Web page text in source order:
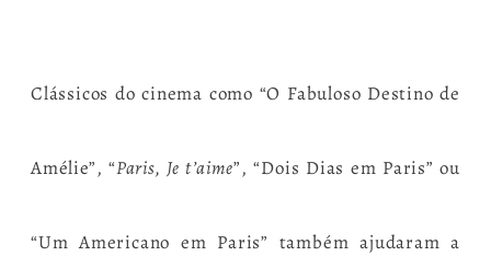
Clássicos do cinema como “O Fabuloso Destino de
Amélie”, “Paris, Je t’aime”, “Dois Dias em Paris” ou
“Um Americano em Paris” também ajudaram a